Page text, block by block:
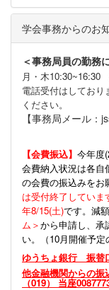
学会事務からのお
＜事務局員の勤務
月・木10:30~16:30
電話受付はしてお
ください。
【事務局メール：
【会費振込】 今年度(
会費納入状況は各自
の会費の振込みをお
は受付終了していま
年8/15(土)です。減
ム＞から申請し、承
い。（10月開催予定
ゆうちょ銀行 振替
他金融機関からの振
（019） 当座